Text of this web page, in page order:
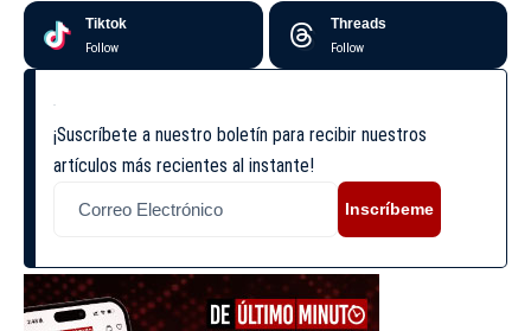
Tiktok
Follow
Threads
Follow
¡Suscríbete a nuestro boletín para recibir nuestros
artículos más recientes al instante!
Inscríbeme